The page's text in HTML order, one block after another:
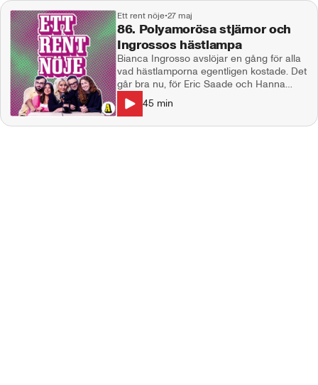
Ett rent nöje•27 maj
86. Polyamorösa stjärnor och
Ingrossos hästlampa
Bianca Ingrosso avslöjar en gång för alla
vad hästlamporna egentligen kostade. Det
går bra nu, för Eric Saade och Hanna
Schönberg. En världsstjärna talar ut om
reglerna i sitt polyamorösa äktenskap och
45 min